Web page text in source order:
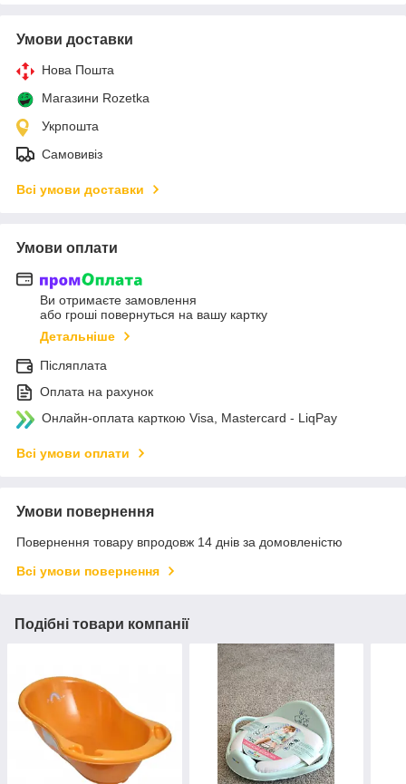
Умови доставки
Нова Пошта
Магазини Rozetka
Укрпошта
Самовивіз
Всі умови доставки
Умови оплати
Ви отримаєте замовлення
або гроші повернуться на вашу картку
Детальніше
Післяплата
Оплата на рахунок
Онлайн-оплата карткою Visa, Mastercard - LiqPay
Всі умови оплати
Умови повернення
Повернення товару впродовж 14 днів за домовленістю
Всі умови повернення
Подібні товари компанії